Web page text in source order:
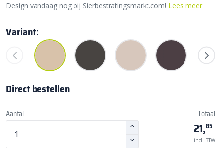
Design vandaag nog bij Sierbestratingsmarkt.com! Lees meer
Variant:
Direct bestellen
Aantal Totaal
21,85
incl. BTW